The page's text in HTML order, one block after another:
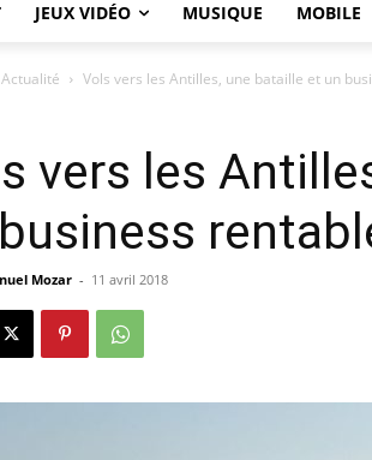
JEUX VIDÉO MUSIQUE MOBILE
Actualité Vols vers les Antilles, une bataille et un
vers les
Mozar - 11 avril 2018